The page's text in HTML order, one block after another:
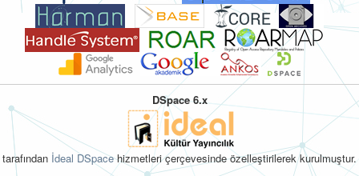
DSpace 6.x
tarafından İdeal DSpacehizmetleri çerçevesinde özelleştirilerek kurulmuştur.